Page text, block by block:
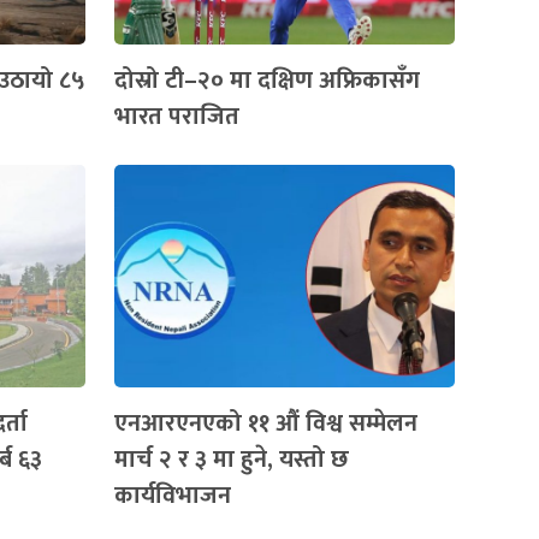
८५
दोस्रो टी–२० मा दक्षिण अफ्रिकासँग
भारत पराजित
६३
एनआरएनएको ११ औं विश्व सम्मेलन
मार्च २ र ३ मा हुने, यस्तो छ
कार्यविभाजन